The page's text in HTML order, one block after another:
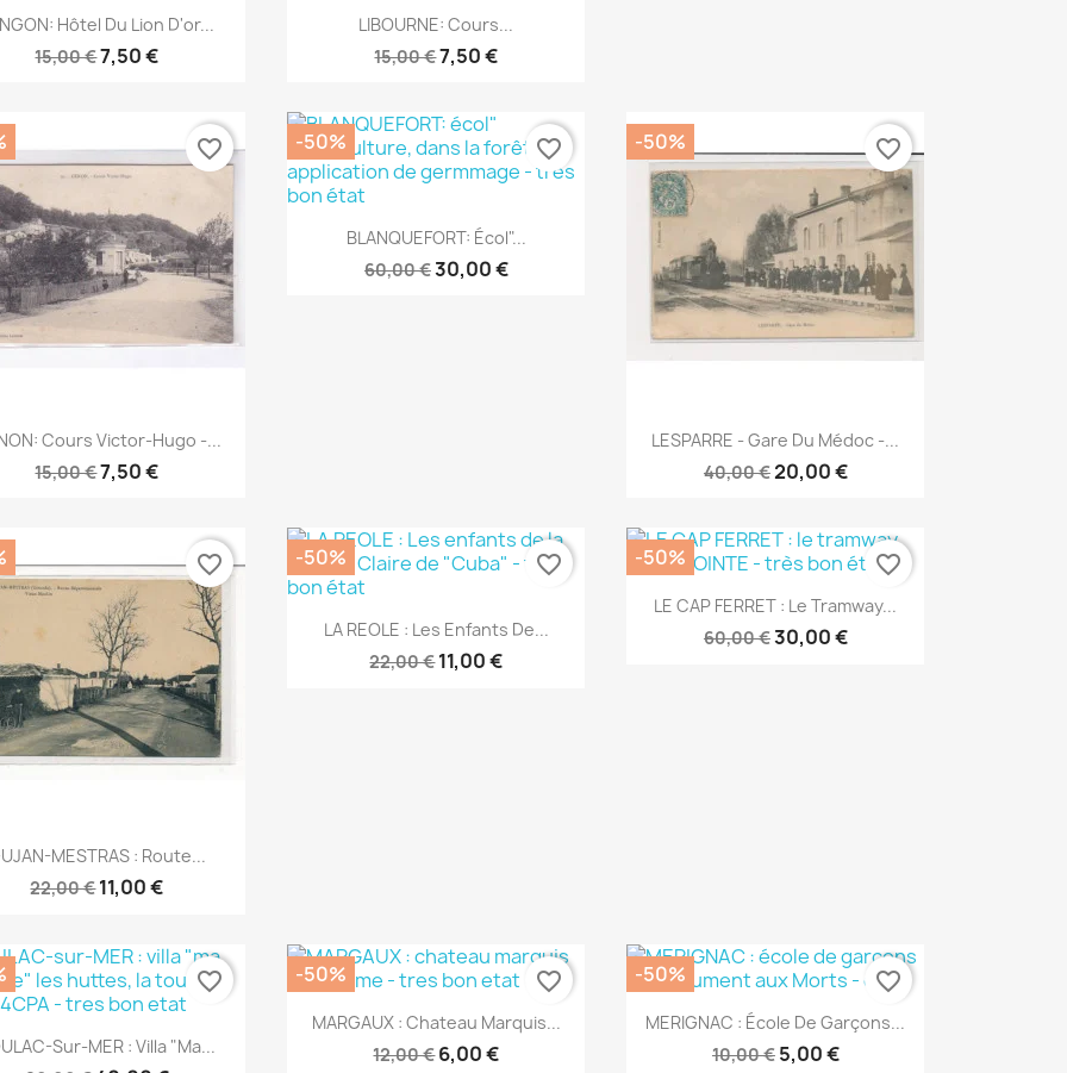
Aperçu rapide
Hôtel Du Lion D'or...
15,00 €7,50 €
Aperçu rapide
LIBOURNE: Cours...
15,00 €7,50 €
Aperçu rapide
Cours Victor-Hugo -...
15,00 €7,50 €
favorite_border
Aperçu rapide
BLANQUEFORT: Écol"...
60,00 €30,00 €
-50% favorite_border
Aperçu rapide
LESPARRE - Gare Du Médoc -...
40,00 €20,00 €
-50% favorite_border
Aperçu rapide
MESTRAS : Route...
22,00 €11,00 €
favorite_border
Aperçu rapide
LA REOLE : Les Enfants De...
22,00 €11,00 €
-50%
favorite_border
Aperçu rapide
LE CAP FERRET : Le Tramway...
60,00 €30,00 €
-50% favorite_border
Aperçu rapide
Sur-MER : Villa "ma...
favorite_border
Aperçu rapide
MARGAUX : Chateau Marquis...
12,00 €6,00 €
-50%
favorite_border
Aperçu rapide
MERIGNAC : École De Garçons...
10,00 € 5,00 €
-50% favorite_border